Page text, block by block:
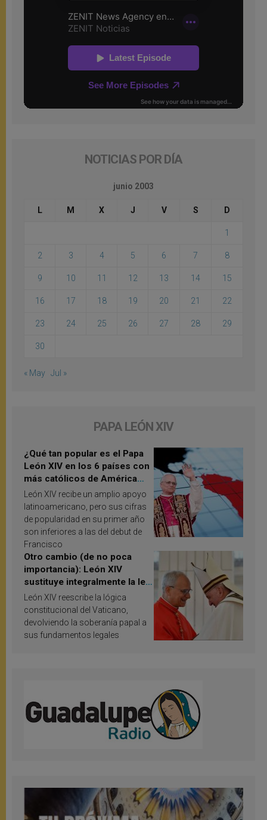
NOTICIAS POR DÍA
junio 2003
L M X J V S D
1
2 3 4 5 6 7 8
9 10 11 12 13 14 15
16 17 18 19 20 21 22
23 24 25 26 27 28 29
30
« May Jul »
PAPA LEÓN XIV
¿Qué tan popular es el Papa
León XIV en los 6 países con
más católicos de América
Latina en 2026? Publican
resultados de investigación
León XIV recibe un amplio apoyo
latinoamericano, pero sus cifras
de popularidad en su primer año
son inferiores a las del debut de
Francisco
Otro cambio (de no poca
importancia): León XIV
sustituye integralmente la ley
vaticana de Papa Francisco
León XIV reescribe la lógica
constitucional del Vaticano,
devolviendo la soberanía papal a
sus fundamentos legales